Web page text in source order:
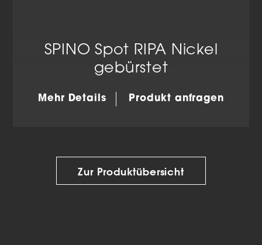
SPINO Spot RIPA Nickel
gebürstet
Mehr Details Produkt anfragen
Zur Produktübersicht